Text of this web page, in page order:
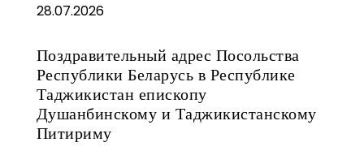
28.07.2026
Поздравительный адрес Посольства
Республики Беларусь в Республике
Таджикистан епископу
Душанбинскому и Таджикистанскому
Питириму